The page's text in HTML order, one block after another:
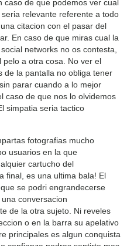
caso de que podemos ver cual
relevante referente a todo
citacion con el pasar del
En caso de que miras cual la
networks no os contesta,
a otra cosa. No ver el
de la pantalla no obliga tener
parar cuando a lo mejor
caso de que nos lo olvidemos
simpatia seri­a tactico
fotografias mucho
usuarios en la que
cartucho del
final, es una ultima bala! El
se podri engrandecerse
conversacion
de la otra sujeto. Ni reveles
o en la barra su apelativo
principales es algun conquista